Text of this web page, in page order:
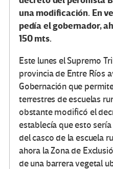
una modificación. En
pedía el gobernador,
150 mts.
Este lunes el Supremo
provincia de Entre Ríos
Gobernación que
terrestres de escuelas
obstante modificó el
establecía que esto
del casco de la escuela
ahora la Zona de
de una barrera vegetal